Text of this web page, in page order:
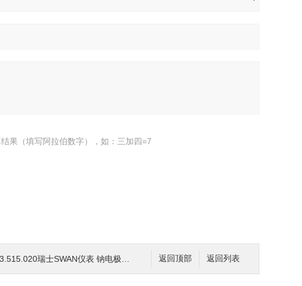
果（填写阿拉伯数字），如：三加四=7
返回列表
返回顶部
瑞士SWAN仪表 钠电极测量池